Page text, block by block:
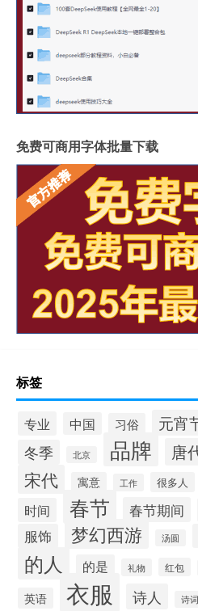
免费可商用字体批量下载
标签
专业 中国 习俗 元宵
冬季 北京 品牌 唐
宋代 寓意 工作 很多人
时间 春节 春节期间
服饰 梦幻西游 汤圆
的人 的是 礼物 红包
英语 衣服 诗人 诗词